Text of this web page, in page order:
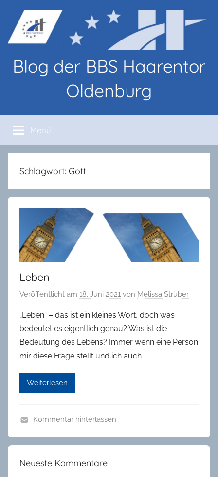
Inhalt
springen
Blog der BBS Haarentor
Oldenburg
von
Lernenden
und
Lehrenden
den
Oldenburg
Menü
Schlagwort: Gott
Leben
Veröffentlicht am 18. Juni 2021 von Melissa Strüber
„Leben“ – das ist ein kleines Wort, doch was
bedeutet es eigentlich genau? Was ist die
Bedeutung des Lebens? Immer wenn eine Person
mir diese Frage stellt und ich auch
Weiterlesen
l
Kommentar hinterlassen
Neueste Kommentare